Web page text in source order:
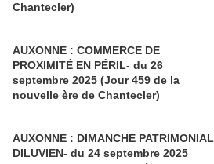
Chantecler)
AUXONNE : COMMERCE DE
PROXIMITÉ EN PÉRIL- du 26
septembre 2025 (Jour 459 de la
nouvelle ère de Chantecler)
AUXONNE : DIMANCHE PATRIMONIAL
DILUVIEN- du 24 septembre 2025